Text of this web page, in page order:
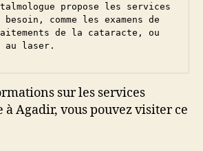
propose les services
comme les examens de
de la cataracte, ou
au laser.
sur les services
à Agadir, vous pouvez visiter ce